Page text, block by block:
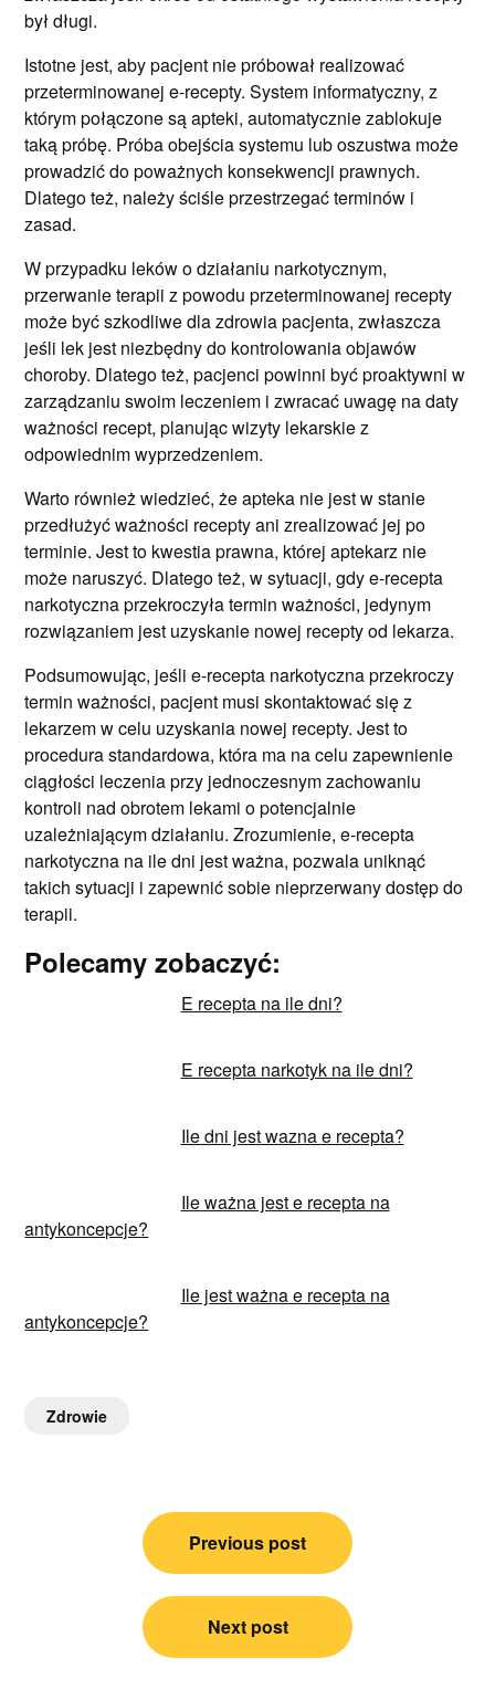
był długi.
Istotne jest, aby pacjent nie próbował realizować
przeterminowanej e-recepty. System informatyczny, z
którym połączone są apteki, automatycznie zablokuje
taką próbę. Próba obejścia systemu lub oszustwa może
prowadzić do poważnych konsekwencji prawnych.
Dlatego też, należy ściśle przestrzegać terminów i
zasad.
W przypadku leków o działaniu narkotycznym,
przerwanie terapii z powodu przeterminowanej recepty
może być szkodliwe dla zdrowia pacjenta, zwłaszcza
jeśli lek jest niezbędny do kontrolowania objawów
choroby. Dlatego też, pacjenci powinni być proaktywni w
zarządzaniu swoim leczeniem i zwracać uwagę na daty
ważności recept, planując wizyty lekarskie z
odpowiednim wyprzedzeniem.
Warto również wiedzieć, że apteka nie jest w stanie
przedłużyć ważności recepty ani zrealizować jej po
terminie. Jest to kwestia prawna, której aptekarz nie
może naruszyć. Dlatego też, w sytuacji, gdy e-recepta
narkotyczna przekroczyła termin ważności, jedynym
rozwiązaniem jest uzyskanie nowej recepty od lekarza.
Podsumowując, jeśli e-recepta narkotyczna przekroczy
termin ważności, pacjent musi skontaktować się z
lekarzem w celu uzyskania nowej recepty. Jest to
procedura standardowa, która ma na celu zapewnienie
ciągłości leczenia przy jednoczesnym zachowaniu
kontroli nad obrotem lekami o potencjalnie
uzależniającym działaniu. Zrozumienie, e-recepta
narkotyczna na ile dni jest ważna, pozwala uniknąć
takich sytuacji i zapewnić sobie nieprzerwany dostęp do
terapii.
Polecamy zobaczyć:
E recepta na ile dni?
E recepta narkotyk na ile dni?
Ile dni jest wazna e recepta?
Ile ważna jest e recepta na
antykoncepcje?
Ile jest ważna e recepta na
antykoncepcje?
Zdrowie
Nawigacja
Previous post
Next post